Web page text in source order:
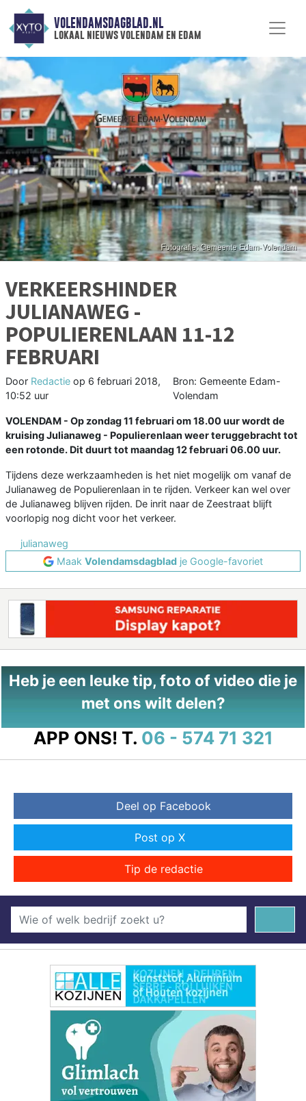
VOLENDAMSDAGBLAD.NL
lokaal nieuws volendam en edam
VERKEERSHINDER
JULIANAWEG -
POPULIERENLAAN 11-12
FEBRUARI
Door Redactie op 6 februari 2018,
10:52 uur
Bron: Gemeente Edam-
Volendam
VOLENDAM - Op zondag 11 februari om 18.00 uur wordt de
kruising Julianaweg - Populierenlaan weer teruggebracht tot
een rotonde. Dit duurt tot maandag 12 februari 06.00 uur.
Tijdens deze werkzaamheden is het niet mogelijk om vanaf de
Julianaweg de Populierenlaan in te rijden. Verkeer kan wel over
de Julianaweg blijven rijden. De inrit naar de Zeestraat blijft
voorlopig nog dicht voor het verkeer.
julianaweg
Maak Volendamsdagblad je Google-favoriet
Heb je een leuke tip, foto of video die je
met ons wilt delen?
APP ONS! T. 06 - 574 71 321
Deel op Facebook
Post op X
Tip de redactie